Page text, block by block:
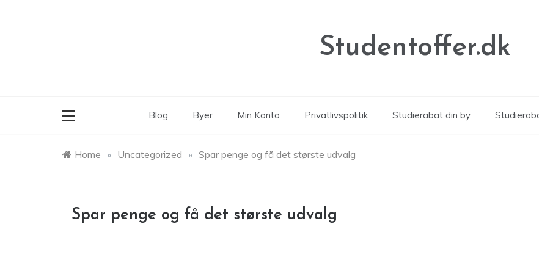
Studentoffer.dk
Blog Byer Min Konto Privatlivspolitik Studierabat din by
Home » Uncategorized » Spar penge og få det største udvalg
Spar penge og få det største udvalg